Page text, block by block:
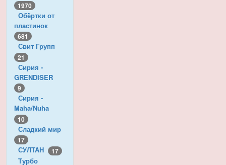
1970
Обёртки от
пластинок
681
Свит Групп
21
Сирия -
GRENDISER
9
Сирия -
Maha/Nuha
10
Сладкий мир
17
СУЛТАН 17
Турбо